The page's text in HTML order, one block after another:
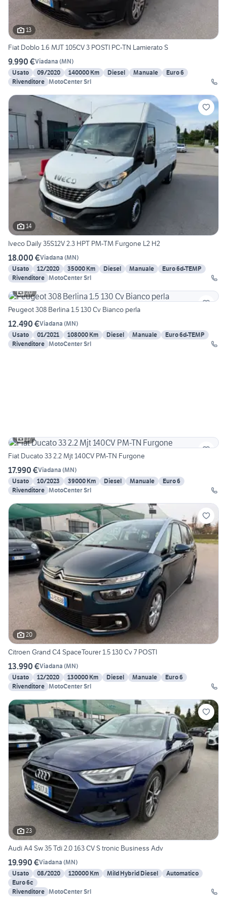
13
Fiat Doblo 1.6 MJT 105CV 3 POSTI PC-TN Lamierato S
9.990 €Viadana (MN)
Usato
09/2020 140000 Km Diesel Manuale
Euro 6
Rivenditore MotoCenter Srl
14
Iveco Daily 35S12V 2.3 HPT PM-TM Furgone L2 H2
18.000 €Viadana (MN)
Usato
12/2020 35000 Km Diesel Manuale
Euro 6d-TEMP
Rivenditore MotoCenter Srl
20
Peugeot 308 Berlina 1.5 130 Cv Bianco perla
12.490 €Viadana (MN)
Usato
01/2021 108000 Km Diesel Manuale
Euro 6d-TEMP
Rivenditore MotoCenter Srl
17
Fiat Ducato 33 2.2 Mjt 140CV PM-TN Furgone
17.990 €Viadana (MN)
Usato
10/2023 39000 Km Diesel Manuale
Euro 6
Rivenditore MotoCenter Srl
20
Citroen Grand C4 SpaceTourer 1.5 130 Cv 7 POSTI
13.990 €Viadana (MN)
Usato
12/2020 130000 Km Diesel Manuale
Euro 6
Rivenditore MotoCenter Srl
23
Audi A4 Sw 35 Tdi 2.0 163 CV S tronic Business Adv
19.990 €Viadana (MN)
Usato
08/2020 120000 Km Mild Hybrid Diesel
Automatico
Euro 6c
Rivenditore MotoCenter Srl